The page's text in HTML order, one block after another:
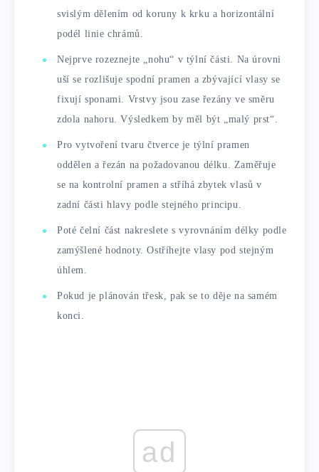
svislým dělením od koruny k krku a horizontální
podél linie chrámů.
Nejprve rozeznejte „nohu“ v týlní části. Na úrovni
uší se rozlišuje spodní pramen a zbývající vlasy se
fixují sponami. Vrstvy jsou zase řezány ve směru
zdola nahoru. Výsledkem by měl být „malý prst“.
Pro vytvoření tvaru čtverce je týlní pramen
oddělen a řezán na požadovanou délku. Zaměřuje
se na kontrolní pramen a stříhá zbytek vlasů v
zadní části hlavy podle stejného principu.
Poté čelní část nakreslete s vyrovnáním délky podle
zamýšlené hodnoty. Ostříhejte vlasy pod stejným
úhlem.
Pokud je plánován třesk, pak se to děje na samém
konci.
ad